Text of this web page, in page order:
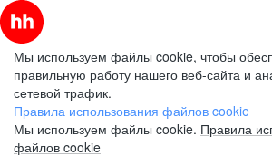
Мы используем файлы cookie, чтобы
правильную работу нашего веб-сайта и
сетевой трафик.
Правила использования файлов cookie
Мы используем файлы cookie. Правила
файлов cookie